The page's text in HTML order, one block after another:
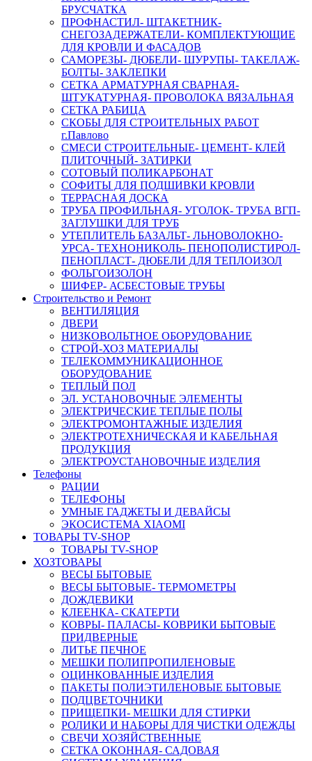
БРУСЧАТКА
ПРОФНАСТИЛ- ШТАКЕТНИК-
СНЕГОЗАДЕРЖАТЕЛИ- КОМПЛЕКТУЮЩИЕ
ДЛЯ КРОВЛИ И ФАСАДОВ
САМОРЕЗЫ- ДЮБЕЛИ- ШУРУПЫ- ТАКЕЛАЖ-
БОЛТЫ- ЗАКЛЕПКИ
СЕТКА АРМАТУРНАЯ СВАРНАЯ-
ШТУКАТУРНАЯ- ПРОВОЛОКА ВЯЗАЛЬНАЯ
СЕТКА РАБИЦА
СКОБЫ ДЛЯ СТРОИТЕЛЬНЫХ РАБОТ
г.Павлово
СМЕСИ СТРОИТЕЛЬНЫЕ- ЦЕМЕНТ- КЛЕЙ
ПЛИТОЧНЫЙ- ЗАТИРКИ
СОТОВЫЙ ПОЛИКАРБОНАТ
СОФИТЫ ДЛЯ ПОДШИВКИ КРОВЛИ
ТЕРРАСНАЯ ДОСКА
ТРУБА ПРОФИЛЬНАЯ- УГОЛОК- ТРУБА ВГП-
ЗАГЛУШКИ ДЛЯ ТРУБ
УТЕПЛИТЕЛЬ БАЗАЛЬТ- ЛЬНОВОЛОКНО-
УРСА- ТЕХНОНИКОЛЬ- ПЕНОПОЛИСТИРОЛ-
ПЕНОПЛАСТ- ДЮБЕЛИ ДЛЯ ТЕПЛОИЗОЛ
ФОЛЬГОИЗОЛОН
ШИФЕР- АСБЕСТОВЫЕ ТРУБЫ
Строительство и Ремонт
ВЕНТИЛЯЦИЯ
ДВЕРИ
НИЗКОВОЛЬТНОЕ ОБОРУДОВАНИЕ
СТРОЙ-ХОЗ МАТЕРИАЛЫ
ТЕЛЕКОММУНИКАЦИОННОЕ
ОБОРУДОВАНИЕ
ТЕПЛЫЙ ПОЛ
ЭЛ. УСТАНОВОЧНЫЕ ЭЛЕМЕНТЫ
ЭЛЕКТРИЧЕСКИЕ ТЕПЛЫЕ ПОЛЫ
ЭЛЕКТРОМОНТАЖНЫЕ ИЗДЕЛИЯ
ЭЛЕКТРОТЕХНИЧЕСКАЯ И КАБЕЛЬНАЯ
ПРОДУКЦИЯ
ЭЛЕКТРОУСТАНОВОЧНЫЕ ИЗДЕЛИЯ
Телефоны
РАЦИИ
ТЕЛЕФОНЫ
УМНЫЕ ГАДЖЕТЫ И ДЕВАЙСЫ
ЭКОСИСТЕМА XIAOMI
ТОВАРЫ TV-SHOP
ТОВАРЫ TV-SHOP
ХОЗТОВАРЫ
ВЕСЫ БЫТОВЫЕ
ВЕСЫ БЫТОВЫЕ- ТЕРМОМЕТРЫ
ДОЖДЕВИКИ
КЛЕЕНКА- СКАТЕРТИ
КОВРЫ- ПАЛАСЫ- КОВРИКИ БЫТОВЫЕ
ПРИДВЕРНЫЕ
ЛИТЬЕ ПЕЧНОЕ
МЕШКИ ПОЛИПРОПИЛЕНОВЫЕ
ОЦИНКОВАННЫЕ ИЗДЕЛИЯ
ПАКЕТЫ ПОЛИЭТИЛЕНОВЫЕ БЫТОВЫЕ
ПОДЦВЕТОЧНИКИ
ПРИЩЕПКИ- МЕШКИ ДЛЯ СТИРКИ
РОЛИКИ И НАБОРЫ ДЛЯ ЧИСТКИ ОДЕЖДЫ
СВЕЧИ ХОЗЯЙСТВЕННЫЕ
СЕТКА ОКОННАЯ- САДОВАЯ